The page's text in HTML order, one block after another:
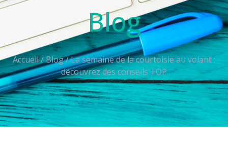
Blog
Accueil/Blog/La semaine de la courtoisie au volant :
découvrez des conseils TOP